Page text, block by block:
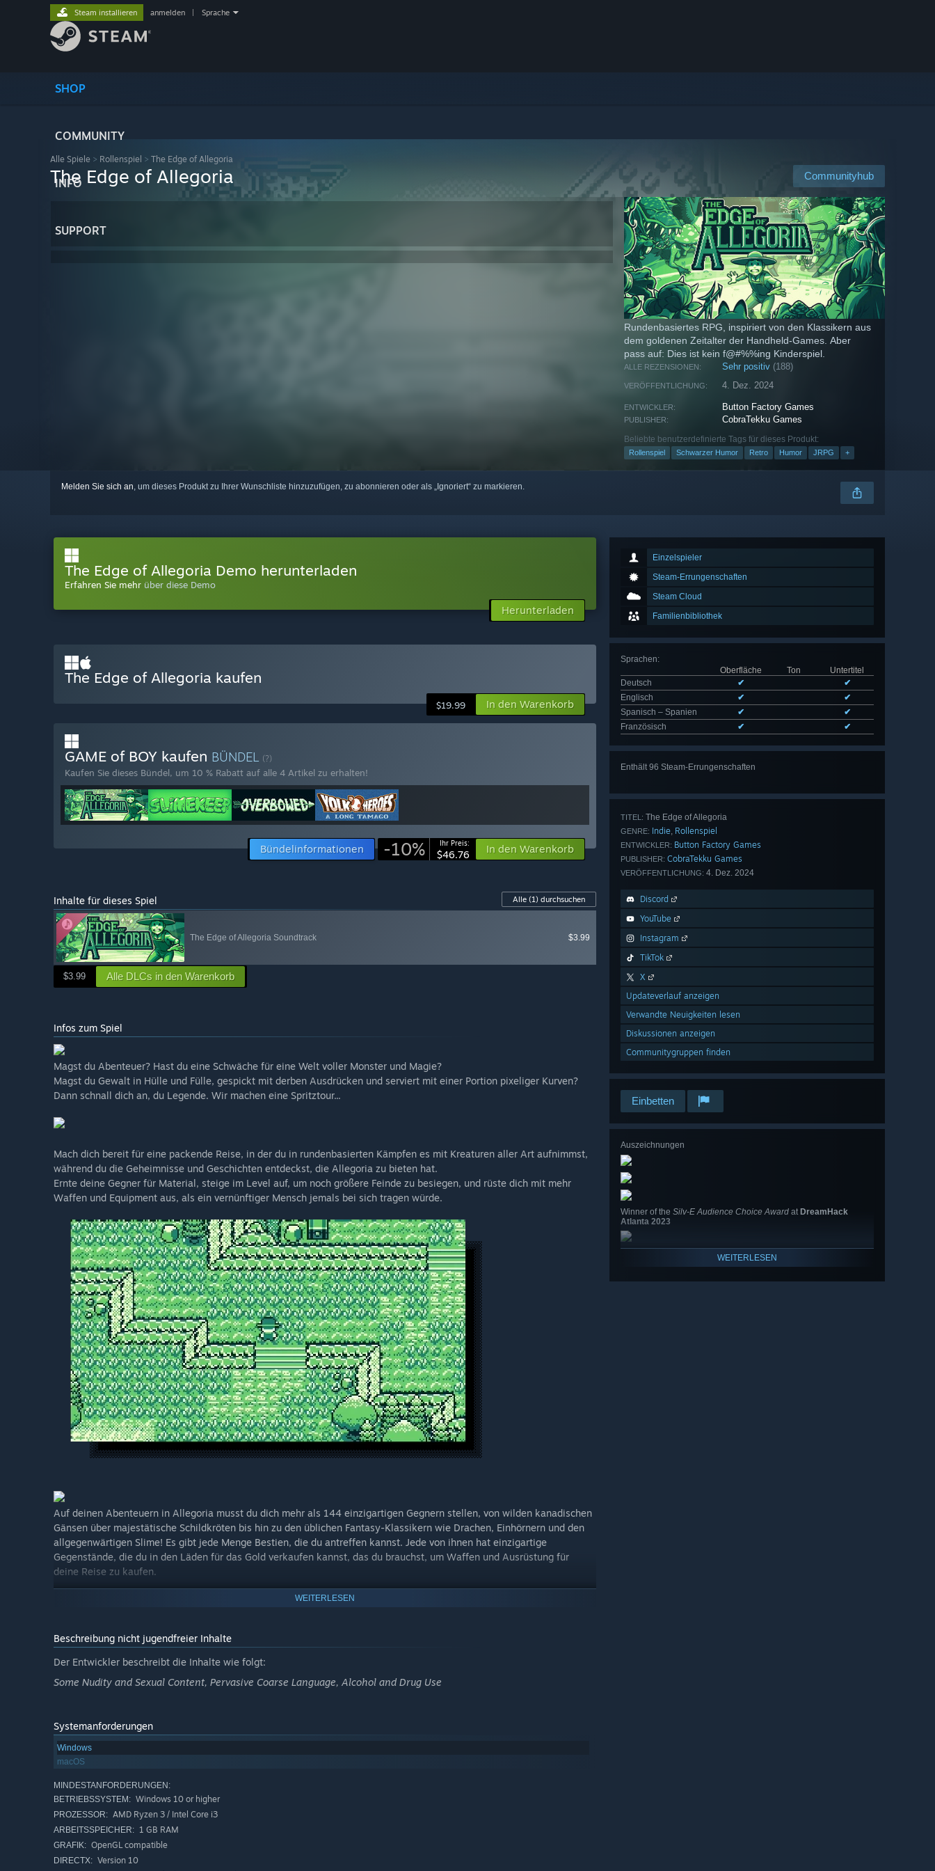
SHOP
COMMUNITY
INFO
SUPPORT
Steam installieren anmelden Sprache
Alle Spiele > Rollenspiel > The Edge of Allegoria
Communityhub
The Edge of Allegoria
Rundenbasiertes RPG, inspiriert von den Klassikern aus
dem goldenen Zeitalter der Handheld-Games. Aber
pass auf: Dies ist kein f@#%%ing Kinderspiel.
ALLE REZENSIONEN: Sehr positiv (188)
VERÖFFENTLICHUNG: 4. Dez. 2024
ENTWICKLER: Button Factory Games
PUBLISHER: CobraTekku Games
Beliebte benutzerdefinierte Tags für dieses Produkt:
Rollenspiel Schwarzer Humor Retro Humor JRPG +
Melden Sie sich an, um dieses Produkt zu Ihrer Wunschliste hinzuzufügen, zu abonnieren oder als „Ignoriert“ zu markieren.
Einzelspieler
Steam-Errungenschaften
Steam Cloud
Familienbibliothek
Sprachen:
Oberfläche
Ton
Untertitel
Deutsch
✔
✔
Englisch
✔
✔
Spanisch – Spanien
✔
✔
Französisch
✔ ✔
Enthält 96 Steam-Errungenschaften
TITEL: The Edge of Allegoria
GENRE: Indie, Rollenspiel
ENTWICKLER: Button Factory Games
PUBLISHER: CobraTekku Games
VERÖFFENTLICHUNG: 4. Dez. 2024
Discord
YouTube
Instagram
TikTok
X
Updateverlauf anzeigen
Verwandte Neuigkeiten lesen
Diskussionen anzeigen
Communitygruppen finden
Einbetten
Auszeichnungen
Winner of the Silv-E Audience Choice Award at DreamHack
Atlanta 2023
WEITERLESEN
The Edge of Allegoria Demo herunterladen
Erfahren Sie mehr über diese Demo
Herunterladen
The Edge of Allegoria kaufen
$19.99 In den Warenkorb
GAME of BOY kaufen BÜNDEL (?)
Kaufen Sie dieses Bündel, um 10 % Rabatt auf alle 4 Artikel zu erhalten!
Bündelinformationen -10% Ihr Preis:
$46.76 In den Warenkorb
Inhalte für dieses Spiel Alle (1) durchsuchen
The Edge of Allegoria Soundtrack $3.99
$3.99 Alle DLCs in den Warenkorb
Infos zum Spiel
Magst du Abenteuer? Hast du eine Schwäche für eine Welt voller Monster und Magie?
Magst du Gewalt in Hülle und Fülle, gespickt mit derben Ausdrücken und serviert mit einer Portion pixeliger Kurven?
Dann schnall dich an, du Legende. Wir machen eine Spritztour...
Mach dich bereit für eine packende Reise, in der du in rundenbasierten Kämpfen es mit Kreaturen aller Art aufnimmst,
während du die Geheimnisse und Geschichten entdeckst, die Allegoria zu bieten hat.
Ernte deine Gegner für Material, steige im Level auf, um noch größere Feinde zu besiegen, und rüste dich mit mehr
Waffen und Equipment aus, als ein vernünftiger Mensch jemals bei sich tragen würde.
Auf deinen Abenteuern in Allegoria musst du dich mehr als 144 einzigartigen Gegnern stellen, von wilden kanadischen
Gänsen über majestätische Schildkröten bis hin zu den üblichen Fantasy-Klassikern wie Drachen, Einhörnern und den
allgegenwärtigen Slime! Es gibt jede Menge Bestien, die du antreffen kannst. Jede von ihnen hat einzigartige
Gegenstände, die du in den Läden für das Gold verkaufen kannst, das du brauchst, um Waffen und Ausrüstung für
deine Reise zu kaufen.
WEITERLESEN
Beschreibung nicht jugendfreier Inhalte
Der Entwickler beschreibt die Inhalte wie folgt:
Some Nudity and Sexual Content, Pervasive Coarse Language, Alcohol and Drug Use
Systemanforderungen
Windows
macOS
MINDESTANFORDERUNGEN:
BETRIEBSSYSTEM: Windows 10 or higher
PROZESSOR: AMD Ryzen 3 / Intel Core i3
ARBEITSSPEICHER: 1 GB RAM
GRAFIK: OpenGL compatible
DIRECTX: Version 10